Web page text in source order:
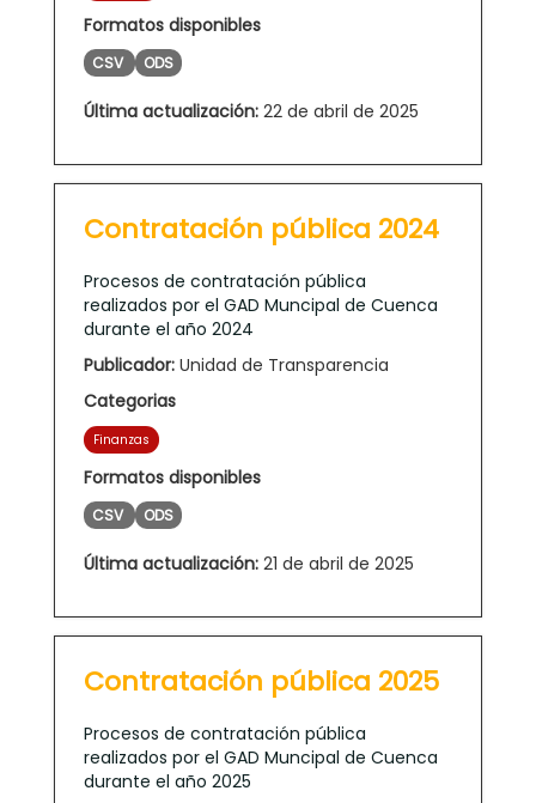
Formatos disponibles
CSV ODS
Última actualización: 22 de abril de 2025
Contratación pública 2024
Procesos de contratación pública
realizados por el GAD Muncipal de Cuenca
durante el año 2024
Publicador: Unidad de Transparencia
Categorias
Finanzas
Formatos disponibles
CSV ODS
Última actualización: 21 de abril de 2025
Contratación pública 2025
Procesos de contratación pública
realizados por el GAD Muncipal de Cuenca
durante el año 2025